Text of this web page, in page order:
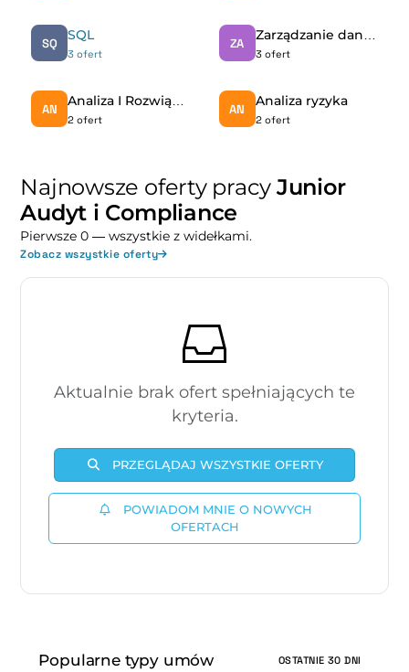
SQ
SQL
3 ofert
ZA
3 ofert
AN
2 ofert
AN
Analiza ryzyka
2 ofert
Najnowsze oferty pracyJunior
Audyt i Compliance
Pierwsze 0 — wszystkie z widełkami.
Zobacz wszystkie oferty
Aktualnie brak ofert spełniających te
kryteria.
PRZEGLĄDAJ WSZYSTKIE OFERTY
POWIADOM MNIE O NOWYCH
OFERTACH
Popularne typy umów OSTATNIE 30 DNI